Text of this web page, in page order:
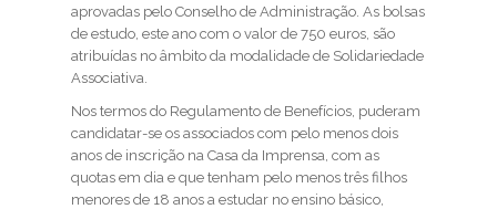
aprovadas pelo Conselho de Administração. As bolsas
de estudo, este ano com o valor de 750 euros, são
atribuídas no âmbito da modalidade de Solidariedade
Associativa.
Nos termos do Regulamento de Benefícios, puderam
candidatar-se os associados com pelo menos dois
anos de inscrição na Casa da Imprensa, com as
quotas em dia e que tenham pelo menos três filhos
menores de 18 anos a estudar no ensino básico,